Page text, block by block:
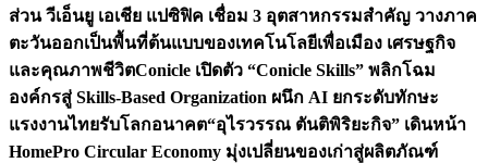
ส่วน วีเอ็นยู เอเชีย แปซิฟิค เชื่อม 3 อุตสาหกรรมสำคัญ วางภาค
ตะวันออกเป็นพื้นที่ต้นแบบของเทคโนโลยีเพื่อเมือง เศรษฐกิจ
และคุณภาพชีวิตConicle เปิดตัว “Conicle Skills” พลิกโฉม
องค์กรสู่ Skills-Based Organization ผนึก AI ยกระดับทักษะ
แรงงานไทยรับโลกอนาคต“อุไรวรรณ ตันติพิริยะกิจ” เดินหน้า
HomePro Circular Economy มุ่งเปลี่ยนของเก่าสู่ผลิตภัณฑ์